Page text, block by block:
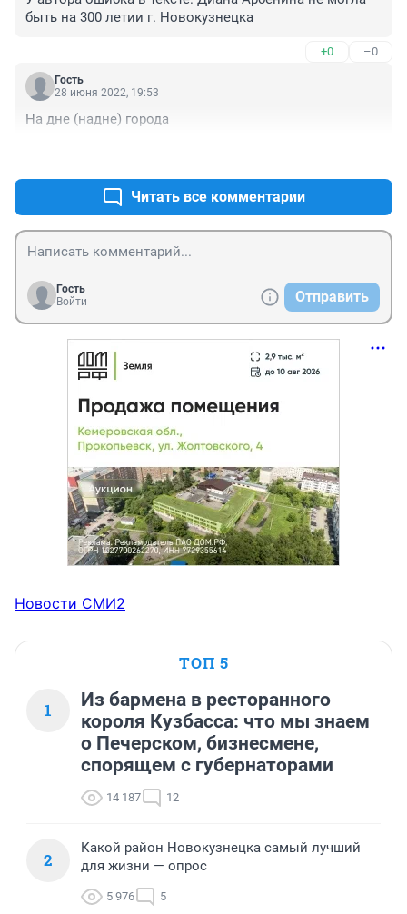
быть на 300 летии г. Новокузнецка
+0 –0
Гость
28 июня 2022, 19:53
На дне (надне) города
Читать все комментарии
Гость
Войти
Отправить
Новости СМИ2
ТОП 5
1
Из бармена в ресторанного
короля Кузбасса: что мы знаем
о Печерском, бизнесмене,
спорящем с губернаторами
14 187 12
2
Какой район Новокузнецка самый лучший
для жизни — опрос
5 976 5